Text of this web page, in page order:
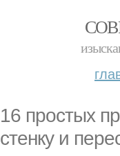
16 простых
стенку и